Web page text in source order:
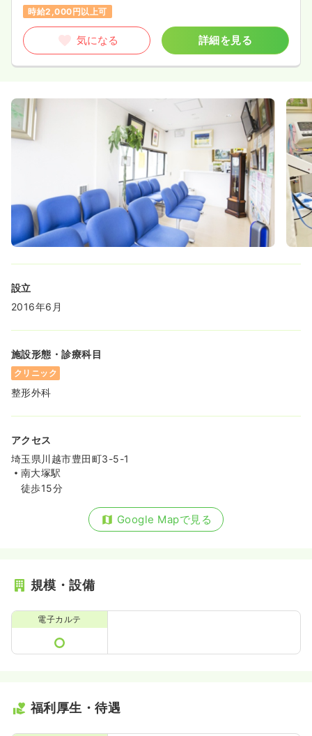
時給2,000円以上可
気になる 詳細を見る
設立
2016年6月
施設形態・診療科目
クリニック
整形外科
アクセス
埼玉県川越市豊田町3-5-1
南大塚駅
徒歩15分
Google Mapで見る
規模・設備
電子カルテ
福利厚生・待遇